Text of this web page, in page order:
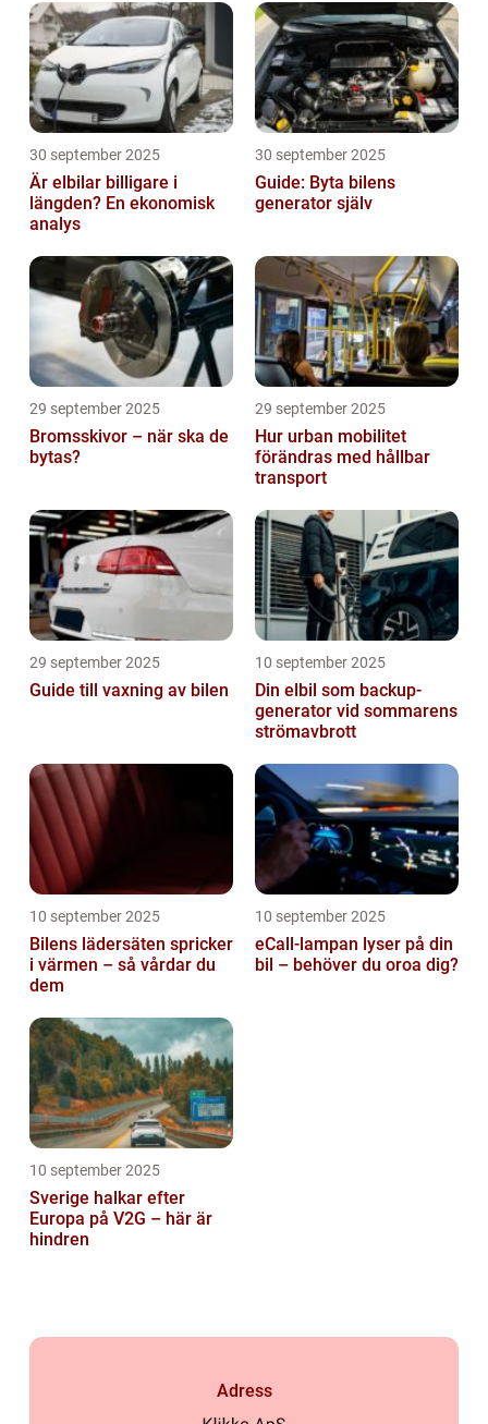
30 september 2025
Är elbilar billigare i
längden? En ekonomisk
analys
30 september 2025
Guide: Byta bilens
generator själv
29 september 2025
Bromsskivor – när ska de
bytas?
29 september 2025
Hur urban mobilitet
förändras med hållbar
transport
29 september 2025
Guide till vaxning av bilen
10 september 2025
Din elbil som backup-
generator vid sommarens
strömavbrott
10 september 2025
Bilens lädersäten spricker
i värmen – så vårdar du
dem
10 september 2025
eCall-lampan lyser på din
bil – behöver du oroa dig?
10 september 2025
Sverige halkar efter
Europa på V2G – här är
hindren
Adress